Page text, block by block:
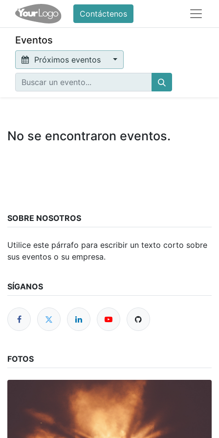
Contáctenos
Eventos
Próximos eventos
No se encontraron eventos.
SOBRE NOSOTROS
Utilice este párrafo para escribir un texto corto sobre
sus eventos o su empresa.
SÍGANOS
FOTOS